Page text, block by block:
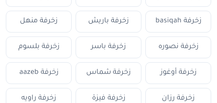
زخرفة basiqah زخرفة باريش زخرفة منهل
زخرفة نصوره زخرفة باسر زخرفة بلسوم
زخرفة أوغوز زخرفة شماس زخرفة aazeb
زخرفة رزان زخرفة فيزة زخرفة راويه